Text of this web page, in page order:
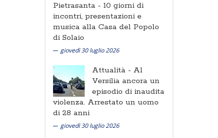
Pietrasanta - 10 giorni di
incontri, presentazioni e
musica alla Casa del Popolo
di Solaio
giovedì 30 luglio 2026
Attualità - Al
Versilia ancora un
episodio di inaudita
violenza. Arrestato un uomo
di 28 anni
giovedì 30 luglio 2026